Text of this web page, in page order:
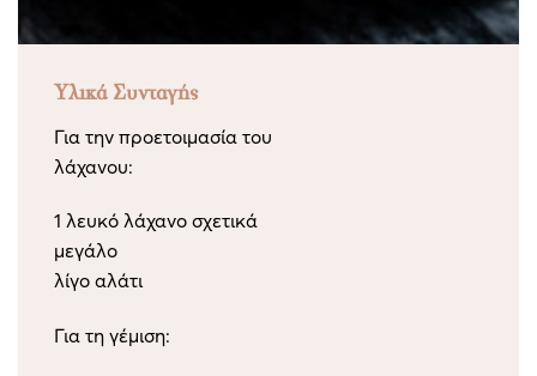
Υλικά Συνταγής
Για την προετοιμασία του
λάχανου:
1 λευκό λάχανο σχετικά
μεγάλο
λίγο αλάτι
Για τη γέμιση: